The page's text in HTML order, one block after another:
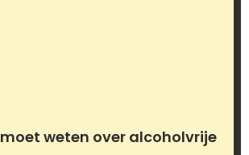
weten over alcoholvrije